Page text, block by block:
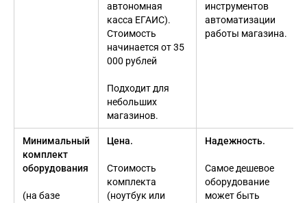
автономная
касса ЕГАИС).
Стоимость
начинается от 35
000 рублей
Подходит для
небольших
магазинов.
инструментов
автоматизации
работы магазина.
Минимальный
комплект
оборудования
(на базе
Цена.
Стоимость
комплекта
(ноутбук или
Надежность.
Самое дешевое
оборудование
может быть